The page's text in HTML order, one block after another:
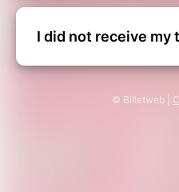
I did not receive my
© Billetweb |